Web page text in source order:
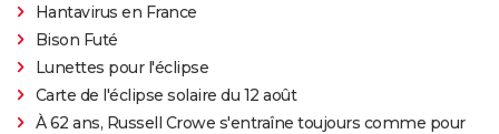
Hantavirus en France
Bison Futé
Lunettes pour l'éclipse
Carte de l'éclipse solaire du 12 août
À 62 ans, Russell Crowe s'entraîne toujours comme pour